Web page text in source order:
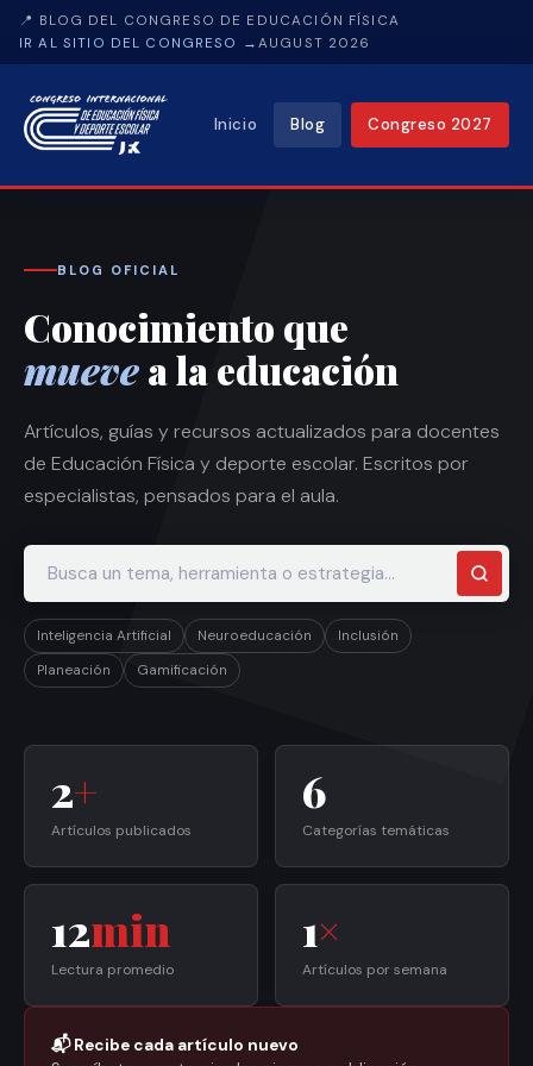
📍 BLOG DEL CONGRESO DE EDUCACIÓN FÍSICA
IR AL SITIO DEL CONGRESO → AUGUST 2026
Inicio Blog Congreso 2027
BLOG OFICIAL
Conocimiento que
muevea la educación
Artículos, guías y recursos actualizados para docentes
de Educación Física y deporte escolar. Escritos por
especialistas, pensados para el aula.
Inteligencia Artificial Neuroeducación
Inclusión
Planeación
Gamificación
2+
Artículos publicados
6
Categorías temáticas
12min
Lectura promedio
1×
Artículos por semana
📬 Recibe cada artículo nuevo